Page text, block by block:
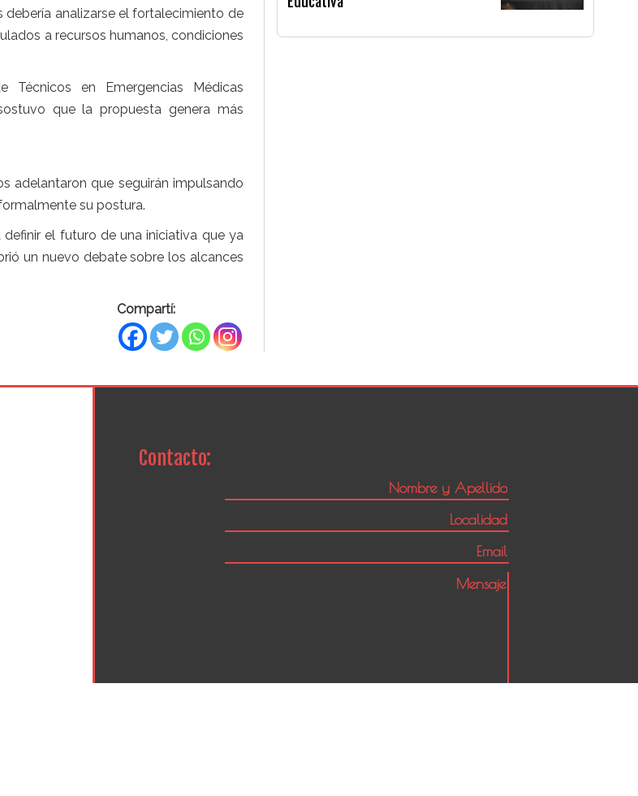
debería analizarse el fortalecimiento de
a recursos humanos, condiciones
en Emergencias Médicas
que la propuesta genera más
adelantaron que seguirán impulsando
su postura.
el futuro de una iniciativa que ya
un nuevo debate sobre los alcances
Compartí:
Contacto: